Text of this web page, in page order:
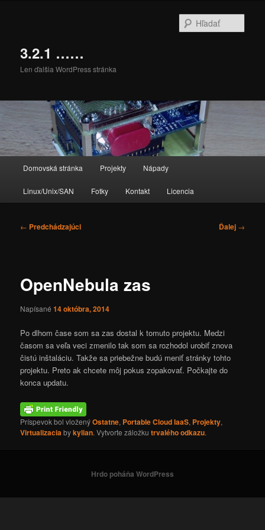
3.2.1 ……
Len ďalšia WordPress stránka
Domovská stránka Projekty Nápady
Linux/Unix/SAN Fotky Kontakt Licencia
Navigácia
← Predchádzajúci Ďalej →
OpenNebula zas
Napísané14 októbra, 2014
Po dlhom čase som sa zas dostal k tomuto projektu. Medzi
časom sa veľa veci zmenilo tak som sa rozhodol urobiť znova
čistú inštaláciu. Takže sa priebežne budú meniť stránky tohto
projektu. Preto ak chcete môj pokus zopakovať. Počkajte do
konca updatu.
Príspevok bol vloženýOstatne, Portable Cloud IaaS, Projekty,
Virtualizaciabykylian. Vytvorte záložkutrvalého odkazu.
Hrdo poháňa WordPress